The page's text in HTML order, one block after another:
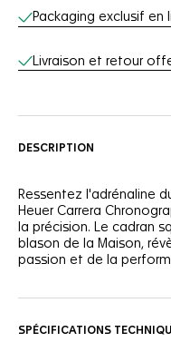
Packaging exclusif en
Livraison et retour
DESCRIPTION
Ressentez l'adrénaline
Heuer Carrera
la précision. Le cadran
blason de la Maison,
passion et de la
d'orange évoquent le
SPÉCIFICATIONS